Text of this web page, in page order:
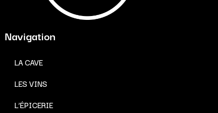
Navigation
LA CAVE
LES VINS
L’ÉPICERIE